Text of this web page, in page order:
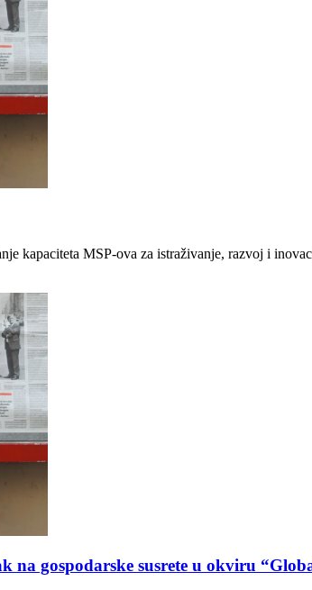
kapaciteta MSP-ova za istraživanje, razvoj i
na gospodarske susrete u okviru